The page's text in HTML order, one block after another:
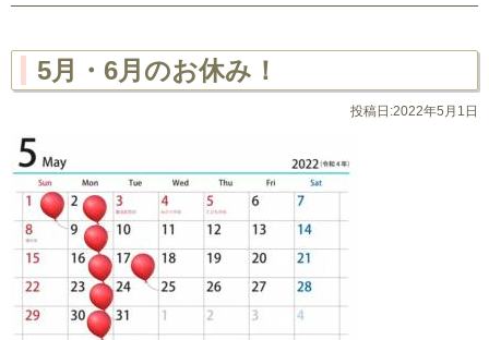
5月・6月のお休み！
投稿日:2022年5月1日